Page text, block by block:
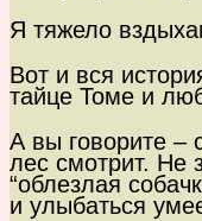
Я тяжело
Вот и вся
тайце Томе и
А вы говорите –
лес смотрит. Не
“облезлая
и улыбаться